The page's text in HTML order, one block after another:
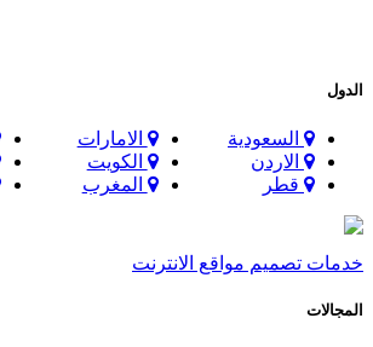
الدول
السعودية الامارات
الاردن
الكويت
قطر
المغرب
خدمات تصميم مواقع الانترنت
المجالات